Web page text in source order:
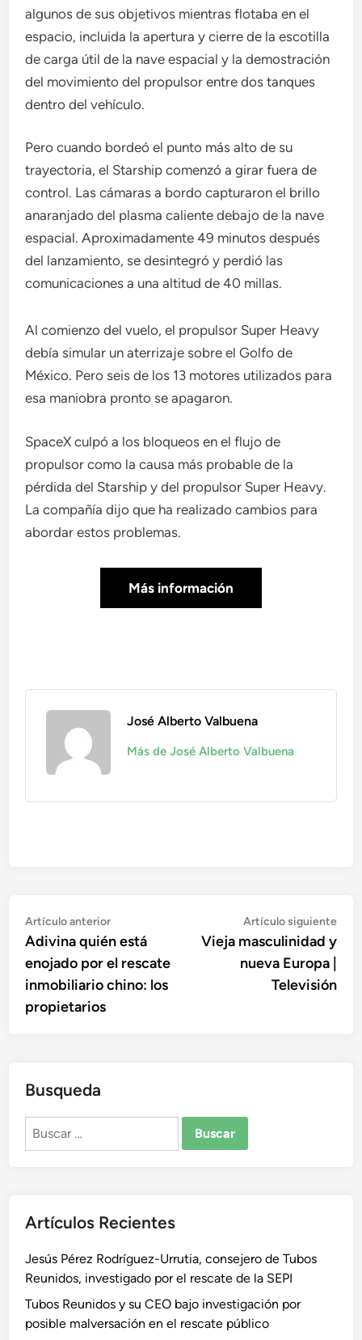
algunos de sus objetivos mientras flotaba en el
espacio, incluida la apertura y cierre de la escotilla
de carga útil de la nave espacial y la demostración
del movimiento del propulsor entre dos tanques
dentro del vehículo.
Pero cuando bordeó el punto más alto de su
trayectoria, el Starship comenzó a girar fuera de
control. Las cámaras a bordo capturaron el brillo
anaranjado del plasma caliente debajo de la nave
espacial. Aproximadamente 49 minutos después
del lanzamiento, se desintegró y perdió las
comunicaciones a una altitud de 40 millas.
Al comienzo del vuelo, el propulsor Super Heavy
debía simular un aterrizaje sobre el Golfo de
México. Pero seis de los 13 motores utilizados para
esa maniobra pronto se apagaron.
SpaceX culpó a los bloqueos en el flujo de
propulsor como la causa más probable de la
pérdida del Starship y del propulsor Super Heavy.
La compañía dijo que ha realizado cambios para
abordar estos problemas.
Más información
José Alberto Valbuena
Más de José Alberto Valbuena
Navegación
de
entradas
Artículo anteriorArtículo
anterior:
Adivina quién está
enojado por el rescate
inmobiliario chino: los
propietarios
Artículo siguiente
Vieja masculinidad y
nueva Europa |
Televisión
Busqueda
Buscar:
Artículos Recientes
Jesús Pérez Rodríguez-Urrutia, consejero de Tubos
Reunidos, investigado por el rescate de la SEPI
Tubos Reunidos y su CEO bajo investigación por
posible malversación en el rescate público